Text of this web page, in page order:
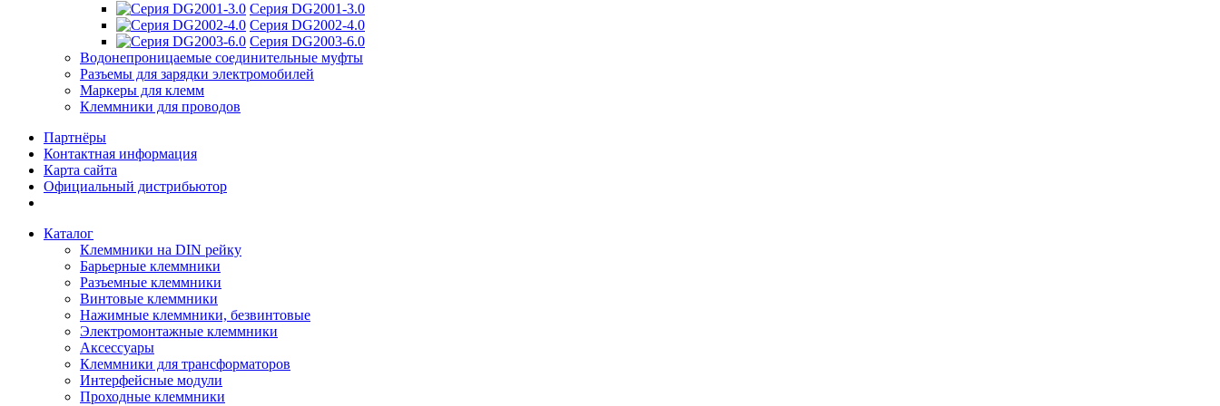
Серия DG2001-3.0
Серия DG2002-4.0
Серия DG2003-6.0
Водонепроницаемые соединительные муфты
Разъемы для зарядки электромобилей
Маркеры для клемм
Клеммники для проводов
Партнёры
Контактная информация
Карта сайта
Официальный дистрибьютор
Каталог
Клеммники на DIN рейку
Барьерные клеммники
Разъемные клеммники
Винтовые клеммники
Нажимные клеммники, безвинтовые
Электромонтажные клеммники
Аксессуары
Клеммники для трансформаторов
Интерфейсные модули
Проходные клеммники